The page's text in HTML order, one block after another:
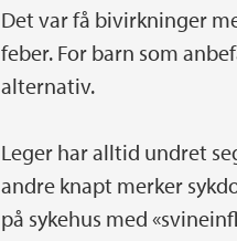
Det var få bivirkninger
feber. For barn som
alternativ.
Leger har alltid undret
andre knapt merker
på sykehus med